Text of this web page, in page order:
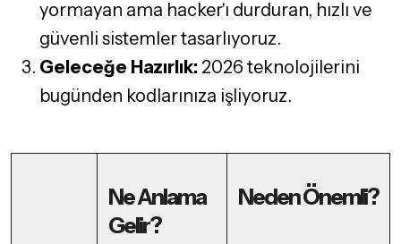
yormayan ama hacker'ı durduran, hızlı ve
güvenli sistemler tasarlıyoruz.
Geleceğe Hazırlık: 2026 teknolojilerini
bugünden kodlarınıza işliyoruz.
Ne Anlama
Gelir?
Neden Önemli?